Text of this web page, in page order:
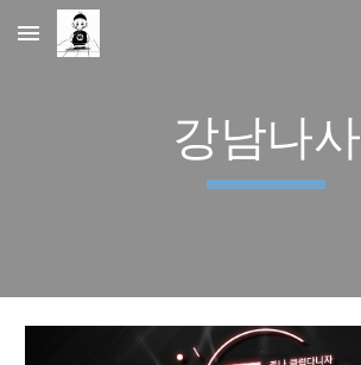
Skip to main content
강남나사